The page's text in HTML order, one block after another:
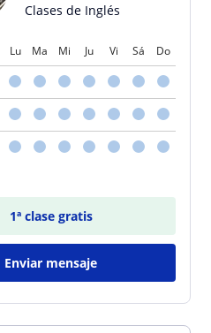
Clases de Inglés
Lu Ma Mi Ju Vi Sá Do
1ª clase gratis
Enviar mensaje